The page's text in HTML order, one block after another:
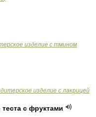
изделие с тмином
изделие с лакрицей
теста с фруктами